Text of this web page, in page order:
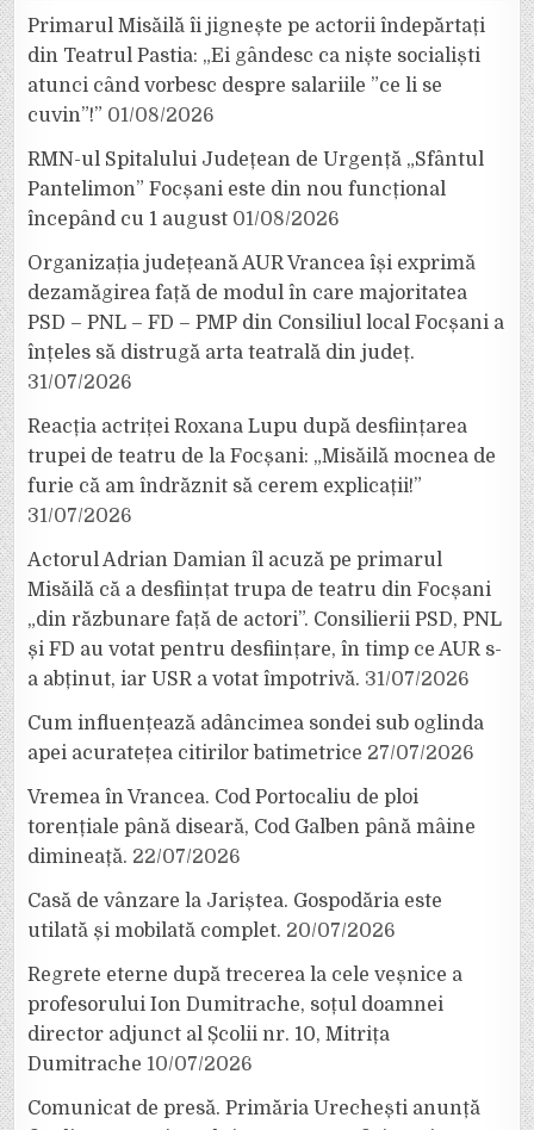
Primarul Misăilă îi jignește pe actorii îndepărtați
din Teatrul Pastia: „Ei gândesc ca niște socialiști
atunci când vorbesc despre salariile ”ce li se
cuvin”!” 01/08/2026
RMN-ul Spitalului Județean de Urgență „Sfântul
Pantelimon” Focșani este din nou funcțional
începând cu 1 august 01/08/2026
Organizația județeană AUR Vrancea își exprimă
dezamăgirea față de modul în care majoritatea
PSD – PNL – FD – PMP din Consiliul local Focșani a
înțeles să distrugă arta teatrală din județ.
31/07/2026
Reacția actriței Roxana Lupu după desființarea
trupei de teatru de la Focșani: „Misăilă mocnea de
furie că am îndrăznit să cerem explicații!”
31/07/2026
Actorul Adrian Damian îl acuză pe primarul
Misăilă că a desființat trupa de teatru din Focșani
„din răzbunare față de actori”. Consilierii PSD, PNL
și FD au votat pentru desființare, în timp ce AUR s-
a abținut, iar USR a votat împotrivă. 31/07/2026
Cum influențează adâncimea sondei sub oglinda
apei acuratețea citirilor batimetrice 27/07/2026
Vremea în Vrancea. Cod Portocaliu de ploi
torențiale până diseară, Cod Galben până mâine
dimineață. 22/07/2026
Casă de vânzare la Jariștea. Gospodăria este
utilată și mobilată complet. 20/07/2026
Regrete eterne după trecerea la cele veșnice a
profesorului Ion Dumitrache, soțul doamnei
director adjunct al Școlii nr. 10, Mitrița
Dumitrache 10/07/2026
Comunicat de presă. Primăria Urechești anunță